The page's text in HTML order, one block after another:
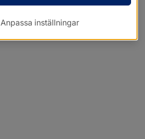
Anpassa inställningar